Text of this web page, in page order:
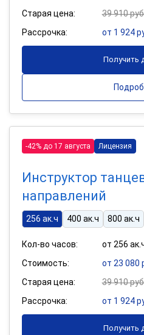
Старая цена:
39 910
Рассрочка:
от 1 924
Получить
-42% до 17 августа Лицензия
Инструктор
направлений
256 ак.ч 400 ак.ч 800 ак.ч
Кол-во часов:
от 256
Стоимость:
от 23 080
Старая цена:
39 910
Рассрочка:
от 1 924
Получить